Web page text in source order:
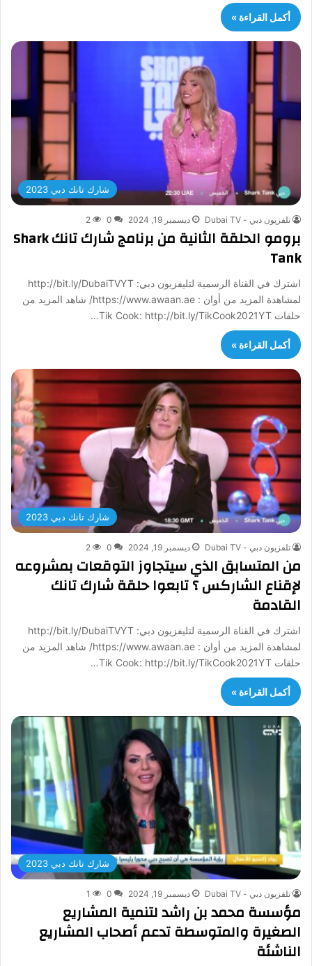
أكمل القراءة »
شارك تانك دبي 2023
تلفزيون دبي - Dubai TV ديسمبر 19, 2024 0
2
برومو الحلقة الثانية من برنامج شارك تانك Shark
Tank
اشترك في القناة الرسمية لتليفزيون دبي: http://bit.ly/DubaiTVYT
لمشاهدة المزيد من أوان : https://www.awaan.ae/ شاهد المزيد من
حلقات Tik Cook: http://bit.ly/TikCook2021YT…
أكمل القراءة »
شارك تانك دبي 2023
تلفزيون دبي - Dubai TV ديسمبر 19, 2024 0
2
من المتسابق الذي سيتجاوز التوقعات بمشروعه
لإقناع الشاركس ؟ تابعوا حلقة شارك تانك
القادمة
اشترك في القناة الرسمية لتليفزيون دبي: http://bit.ly/DubaiTVYT
لمشاهدة المزيد من أوان : https://www.awaan.ae/ شاهد المزيد من
حلقات Tik Cook: http://bit.ly/TikCook2021YT…
أكمل القراءة »
شارك تانك دبي 2023
تلفزيون دبي - Dubai TV ديسمبر 19, 2024 0
1
مؤسسة محمد بن راشد لتنمية المشاريع
الصغيرة والمتوسطة تدعم أصحاب المشاريع
الناشئة